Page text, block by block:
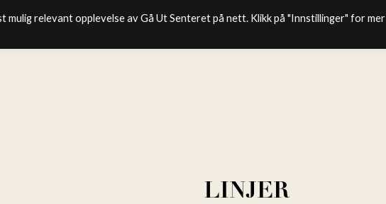
LINJER
mulig relevant opplevelse av Gå Ut Senteret på nett. Klikk på "Innstillinger" for mer